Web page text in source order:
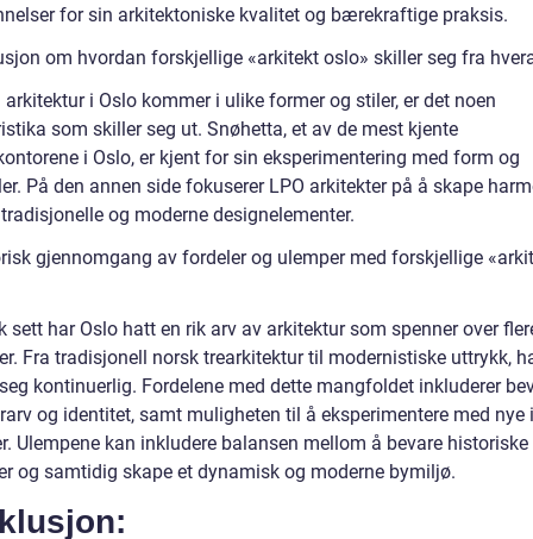
for sin arkitektoniske kvalitet og bærekraftige praksis.
om hvordan forskjellige «arkitekt oslo» skiller seg fra
arkitektur i Oslo kommer i ulike former og stiler, er det noen
som skiller seg ut. Snøhetta, et av de mest kjente
i Oslo, er kjent for sin eksperimentering med form og
På den annen side fokuserer LPO arkitekter på å skape
og moderne designelementer.
gjennomgang av fordeler og ulemper med forskjellige
sett har Oslo hatt en rik arv av arkitektur som spenner over
Fra tradisjonell norsk trearkitektur til modernistiske uttrykk,
kontinuerlig. Fordelene med dette mangfoldet inkluderer
og identitet, samt muligheten til å eksperimentere med nye
Ulempene kan inkludere balansen mellom å bevare historiske
og samtidig skape et dynamisk og moderne bymiljø.